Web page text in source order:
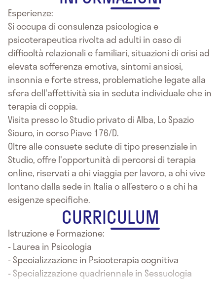
Esperienze:
Si occupa di consulenza psicologica e
psicoterapeutica rivolta ad adulti in caso di
difficoltà relazionali e familiari, situazioni di crisi ad
elevata sofferenza emotiva, sintomi ansiosi,
insonnia e forte stress, problematiche legate alla
sfera dell'affettività sia in seduta individuale che in
terapia di coppia.
Visita presso lo Studio privato di Alba, Lo Spazio
Sicuro, in corso Piave 176/D.
Oltre alle consuete sedute di tipo presenziale in
Studio, offre l'opportunità di percorsi di terapia
online, riservati a chi viaggia per lavoro, a chi vive
lontano dalla sede in Italia o all’estero o a chi ha
esigenze specifiche.
CURRICULUM
Istruzione e Formazione:
- Laurea in Psicologia
- Specializzazione in Psicoterapia cognitiva
- Specializzazione quadriennale in Sessuologia